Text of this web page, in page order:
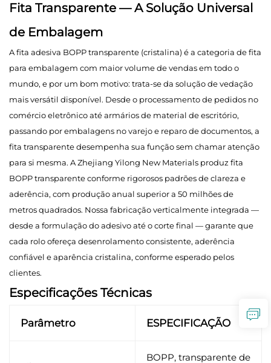
Fita Transparente — A Solução Universal
de Embalagem
A fita adesiva BOPP transparente (cristalina) é a categoria de fita
para embalagem com maior volume de vendas em todo o
mundo, e por um bom motivo: trata-se da solução de vedação
mais versátil disponível. Desde o processamento de pedidos no
comércio eletrônico até armários de material de escritório,
passando por embalagens no varejo e reparo de documentos, a
fita transparente desempenha sua função sem chamar atenção
para si mesma. A Zhejiang Yilong New Materials produz fita
BOPP transparente conforme rigorosos padrões de clareza e
aderência, com produção anual superior a 50 milhões de
metros quadrados. Nossa fabricação verticalmente integrada —
desde a formulação do adesivo até o corte final — garante que
cada rolo ofereça desenrolamento consistente, aderência
confiável e aparência cristalina, conforme esperado pelos
clientes.
Especificações Técnicas
Parâmetro ESPECIFICAÇÃO
BOPP, transparente de